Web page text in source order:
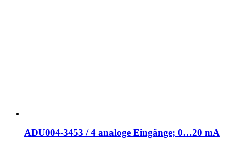
ADU004-3453 / 4 analoge Eingänge; 0…20 mA